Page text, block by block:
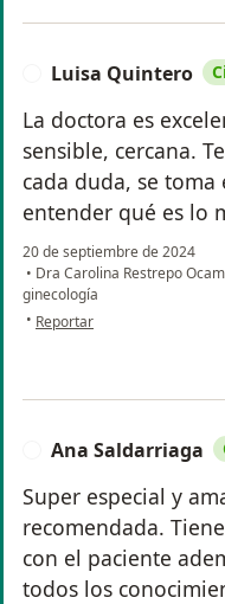
Luisa Quintero
La doctora es
sensible, cercana.
cada duda, se
entender qué es lo
20 de septiembre de 2024
• Dra Carolina Restrepo
ginecología
• en opinión del usuario Luisa
Reportar
Ana Saldarriaga
Super especial y
recomendada.
con el paciente
todos los